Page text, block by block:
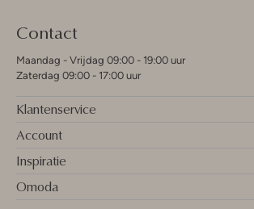
Contact
Maandag - Vrijdag 09:00 - 19:00 uur
Zaterdag 09:00 - 17:00 uur
Klantenservice
Account
Inspiratie
Omoda